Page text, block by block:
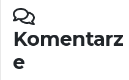
Komentarz
e